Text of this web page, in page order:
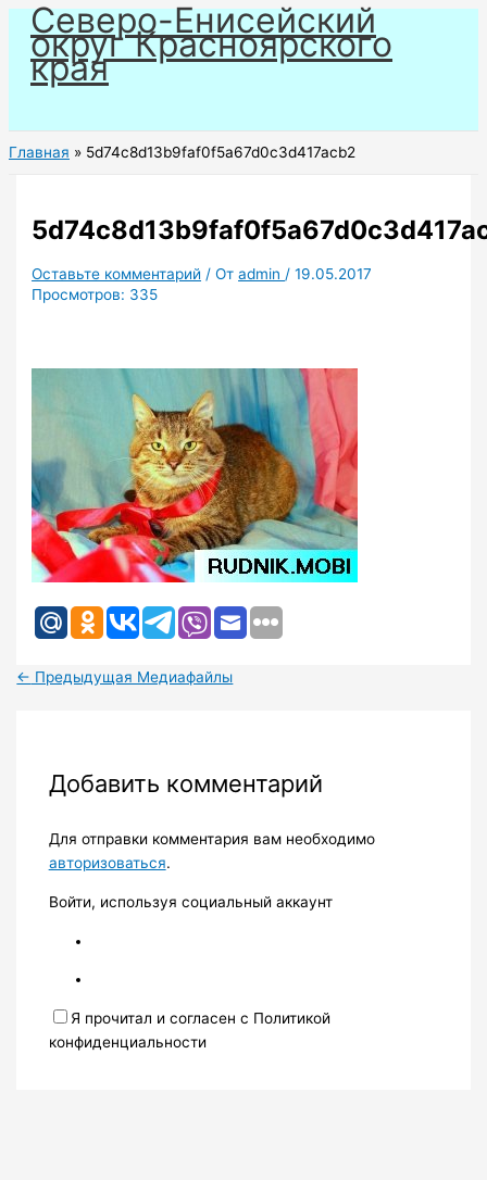
Перейти
содержимому
Северо-Енисейский
округ Красноярского
края
Главная 5d74c8d13b9faf0f5a67d0c3d417acb2
Оставьте комментарий / Отadmin /19.05.2017
Просмотров: 335
← Предыдущая Медиафайлы
Добавить комментарий
Для отправки комментария вам необходимо
авторизоваться.
Войти, используя социальный аккаунт
Я прочитал и согласен с Политикой
конфиденциальности